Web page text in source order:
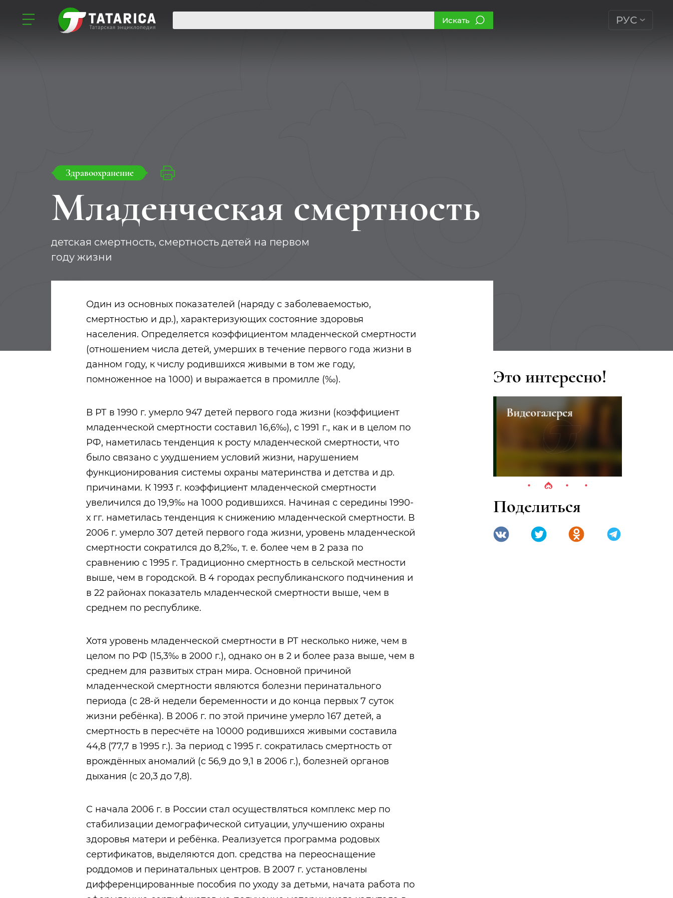
Искать РУС
Здравоохранение
Младенческая смертность
детская смертность, смертность детей на первом
году жизни
Один из основных показателей (наряду с заболеваемостью,
смертностью и др.), характеризующих состояние здоровья
населения. Определяется коэффициентом младенческой смертности
(отношением числа детей, умерших в течение первого года жизни в
данном году, к числу родившихся живыми в том же году,
помноженное на 1000) и выражается в промилле (‰).
В РТ в 1990 г. умерло 947 детей первого года жизни (коэффициент
младенческой смертности составил 16,6‰), с 1991 г., как и в целом по
РФ, наметилась тенденция к росту младенческой смертности, что
было связано с ухудшением условий жизни, нарушением
функционирования системы охраны материнства и детства и др.
причинами. К 1993 г. коэффициент младенческой смертности
увеличился до 19,9‰ на 1000 родившихся. Начиная с середины 1990-
х гг. наметилась тенденция к снижению младенческой смертности. В
2006 г. умерло 307 детей первого года жизни, уровень младенческой
смертности сократился до 8,2‰, т. е. более чем в 2 раза по
сравнению с 1995 г. Традиционно смертность в сельской местности
выше, чем в городской. В 4 городах республиканского подчинения и
в 22 районах показатель младенческой смертности выше, чем в
среднем по республике.
Хотя уровень младенческой смертности в РТ несколько ниже, чем в
целом по РФ (15,3‰ в 2000 г.), однако он в 2 и более раза выше, чем в
среднем для развитых стран мира. Основной причиной
младенческой смертности являются болезни перинатального
периода (с 28-й недели беременности и до конца первых 7 суток
жизни ребёнка). В 2006 г. по этой причине умерло 167 детей, а
смертность в пересчёте на 10000 родившихся живыми составила
44,8 (77,7 в 1995 г.). За период с 1995 г. сократилась смертность от
врождённых аномалий (с 56,9 до 9,1 в 2006 г.), болезней органов
дыхания (с 20,3 до 7,8).
С начала 2006 г. в России стал осуществляться комплекс мер по
стабилизации демографической ситуации, улучшению охраны
здоровья матери и ребёнка. Реализуется программа родовых
сертификатов, выделяются доп. средства на переоснащение
роддомов и перинатальных центров. В 2007 г. установлены
дифференцированные пособия по уходу за детьми, начата работа по
Это интересно!
Женское движение Наме Видеогалерея
Поделиться